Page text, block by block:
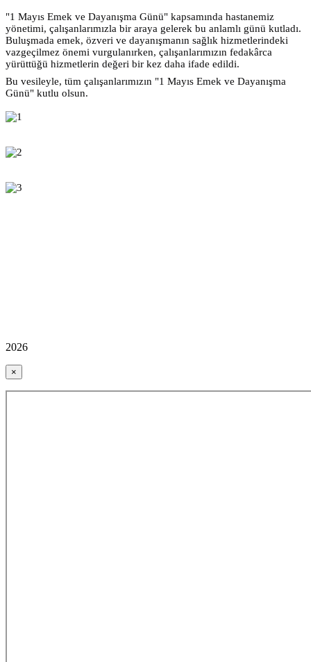
"1 Mayıs Emek ve Dayanışma Günü" kapsamında hastanemiz
yönetimi, çalışanlarımızla bir araya gelerek bu anlamlı günü kutladı.
Buluşmada emek, özveri ve dayanışmanın sağlık hizmetlerindeki
vazgeçilmez önemi vurgulanırken, çalışanlarımızın fedakârca
yürüttüğü hizmetlerin değeri bir kez daha ifade edildi.
Bu vesileyle, tüm çalışanlarımızın "1 Mayıs Emek ve Dayanışma
Günü" kutlu olsun.
2026
×